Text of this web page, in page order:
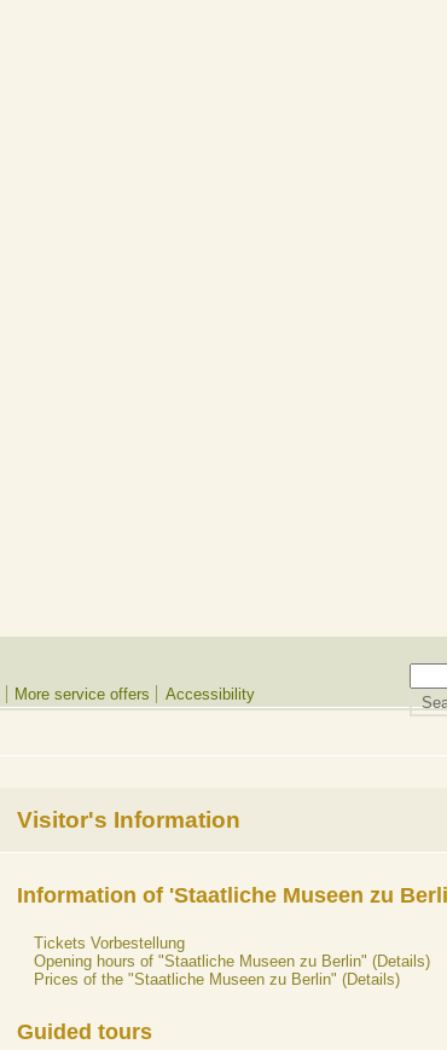
More service offers Accessibility
Visitor's Information
Information of 'Staatliche Museen zu
Tickets Vorbestellung
Opening hours of "Staatliche Museen zu Berlin" (Details)
Prices of the "Staatliche Museen zu Berlin" (Details)
Guided tours